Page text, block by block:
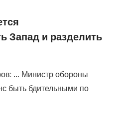
Запад и разделить
… Министр обороны
быть бдительными по